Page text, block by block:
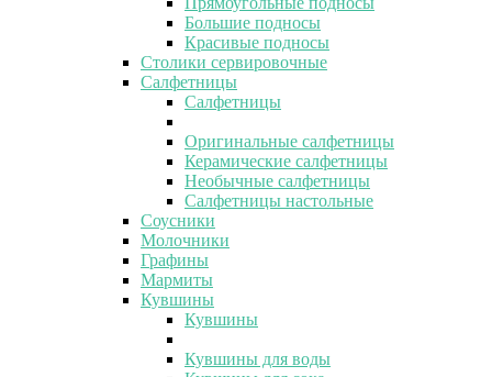
Большие подносы
Красивые подносы
Столики сервировочные
Салфетницы
Салфетницы
Оригинальные салфетницы
Керамические салфетницы
Необычные салфетницы
Салфетницы настольные
Соусники
Молочники
Графины
Мармиты
Кувшины
Кувшины
Кувшины для воды